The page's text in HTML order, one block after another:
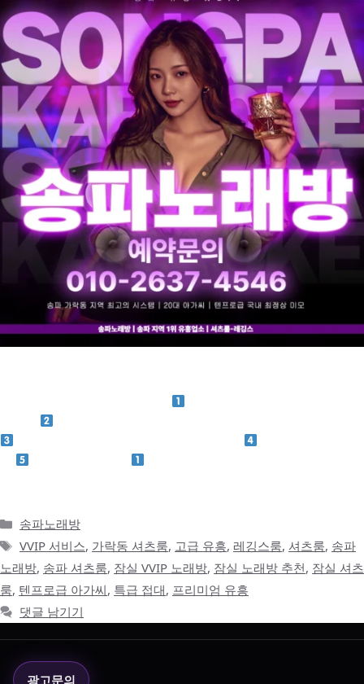
카
테
고
리
송파노래방
태
그
VVIP 서비스, 가락동 셔츠룸, 고급 유흥, 레깅스룸, 셔츠룸, 송파
노래방, 송파 셔츠룸, 잠실 VVIP 노래방, 잠실 노래방 추천, 잠실 셔츠
룸, 텐프로급 아가씨, 특급 접대, 프리미엄 유흥
댓글 남기기
광고문의